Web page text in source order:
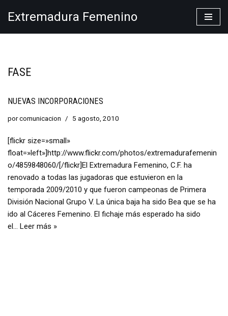
Extremadura Femenino
FASE
NUEVAS INCORPORACIONES
porcomunicacion 5 agosto, 2010
[flickr size=»small»
float=»left»]http://www.flickr.com/photos/extremadurafemenin
o/4859848060/[/flickr]El Extremadura Femenino, C.F. ha
renovado a todas las jugadoras que estuvieron en la
temporada 2009/2010 y que fueron campeonas de Primera
División Nacional Grupo V. La única baja ha sido Bea que se ha
ido al Cáceres Femenino. El fichaje más esperado ha sido
el… Leer más »